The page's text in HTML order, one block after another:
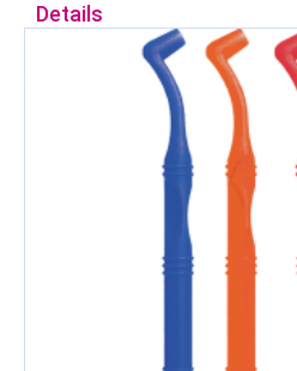
Details